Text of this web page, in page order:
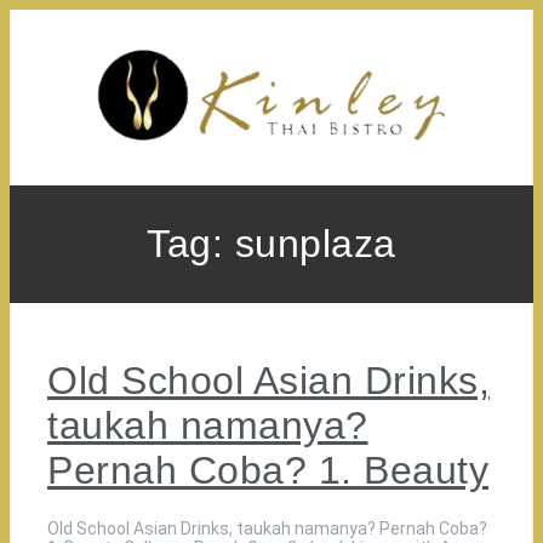
Tag: sunplaza
Old School Asian Drinks,
taukah namanya?
Pernah Coba? 1. Beauty
Old School Asian Drinks, taukah namanya? Pernah Coba?